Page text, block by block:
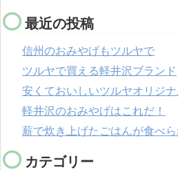
最近の投稿
信州のおみやげもツルヤで
ツルヤで買える軽井沢ブランド
安くておいしいツルヤオリジ
軽井沢のおみやげはこれだ！
薪で炊き上げたごはんが食べ
カテゴリー